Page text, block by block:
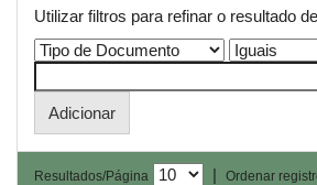
Utilizar filtros para refinar o resultado
Resultados/Página |
Ordenar